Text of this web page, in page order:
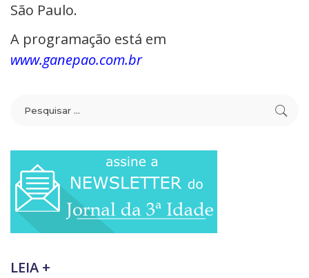
São Paulo.
A programação está em
www.ganepao.com.br
LEIA +